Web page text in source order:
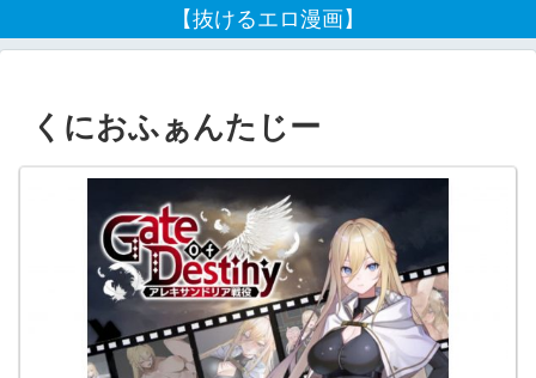
【抜けるエロ漫画】
くにおふぁんたじー